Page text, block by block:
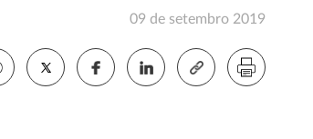
09 de setembro 2019